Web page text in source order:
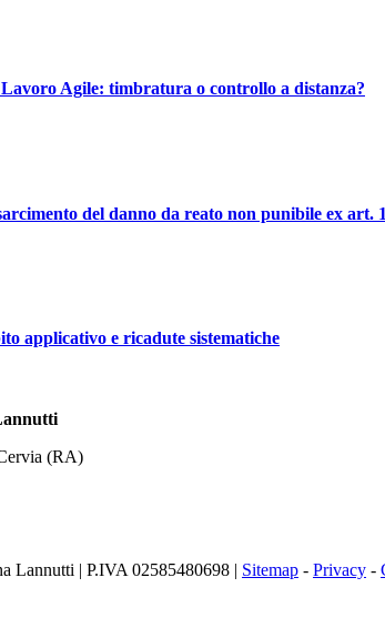
Agile: timbratura o controllo a distanza?
del danno da reato non punibile ex art.
applicativo e ricadute sistematiche
(RA)
Lannutti | P.IVA 02585480698 | Sitemap - Privacy -